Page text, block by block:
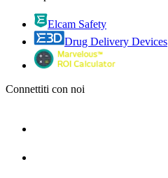
Elcam Safety
Drug Delivery Devices
Connettiti con noi